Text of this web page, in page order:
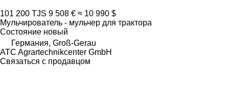
101 200 TJS 9 508 € ≈ 10 990 $
Мульчирователь - мульчер для трактора
Состояние новый
Германия, Groß-Gerau
ATC Agrartechnikcenter GmbH
Связаться с продавцом